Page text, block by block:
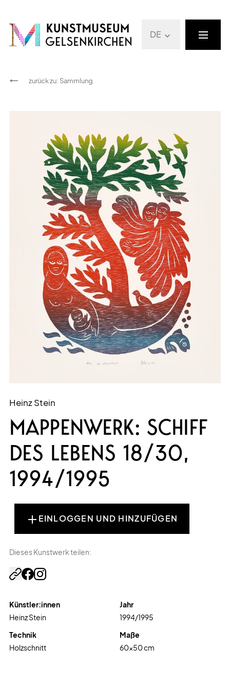
DE
zurück zu: Sammlung
Heinz Stein
MAPPENWERK: SCHIFF
DES LEBENS 18/30,
1994/1995
EINLOGGEN UND HINZUFÜGEN
Dieses Kunstwerk teilen:
Künstler:innen
Heinz Stein
Jahr
1994/1995
Technik
Holzschnitt
Maße
60x50cm